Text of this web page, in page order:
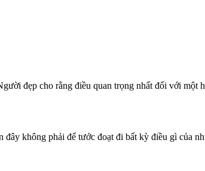
đẹp cho rằng điều quan trọng nhất đối với một
không phải để tước đoạt đi bất kỳ điều gì của